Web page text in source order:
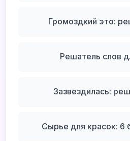
Громоздкий это:
Решатель слов
Зазвездилась:
Сырье для красок: 6